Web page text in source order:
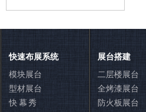
快速布展系统
模块展台
型材展台
快 幕 秀
展台搭建
二层楼展台
全烤漆展台
防火板展台